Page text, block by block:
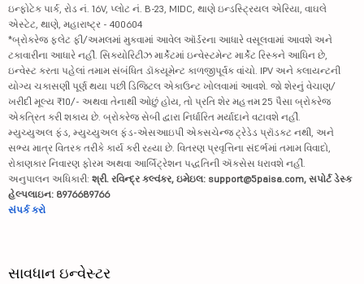
ઇન્ફોટેક પાર્ક, રોડ નં. 16V, પ્લોટ નં. B-23, MIDC, થાણે ઇન્ડસ્ટ્રિયલ એરિયા, વાઘલે
એસ્ટેટ, થાણે, મહારાષ્ટ્ર - 400604
*બ્રોકરેજ ફ્લેટ ફી/અમલમાં મુકવામાં આવેલ ઑર્ડરના આધારે વસૂલવામાં આવશે અને
ટકાવારીના આધારે નહીં. સિક્યોરિટીઝ માર્કેટમાં ઇન્વેસ્ટમેન્ટ માર્કેટ રિસ્કને આધિન છે,
ઇન્વેસ્ટ કરતા પહેલાં તમામ સંબંધિત ડૉક્યૂમેન્ટ કાળજીપૂર્વક વાંચો. IPV અને ક્લાયન્ટની
યોગ્ય ચકાસણી પૂર્ણ થયા પછી ડિજિટલ એકાઉન્ટ ખોલવામાં આવશે. જો શેરનું વેચાણ/
ખરીદી મૂલ્ય ₹10/- અથવા તેનાથી ઓછું હોય, તો પ્રતિ શેર મહત્તમ 25 પૈસા બ્રોકરેજ
એકત્રિત કરી શકાય છે. બ્રોકરેજ સેબી દ્વારા નિર્ધારિત મર્યાદાને વટાવશે નહીં.
મ્યુચ્યુઅલ ફંડ, મ્યુચ્યુઅલ ફંડ-એસઆઇપી એક્સચેન્જ ટ્રેડેડ પ્રૉડક્ટ નથી, અને
સભ્ય માત્ર વિતરક તરીકે કાર્ય કરી રહ્યા છે. વિતરણ પ્રવૃત્તિના સંદર્ભમાં તમામ વિવાદો,
રોકાણકાર નિવારણ ફોરમ અથવા આર્બિટ્રેશન પદ્ધતિની ઍક્સેસ ધરાવશે નહીં.
અનુપાલન અધિકારી: શ્રી. રવિન્દ્ર કલ્વંકર, ઇમેઇલ: support@5paisa.com, સપોર્ટ ડેસ્ક
હેલ્પલાઇન: 8976689766
સંપર્ક કરો
સાવધાન ઇન્વેસ્ટર